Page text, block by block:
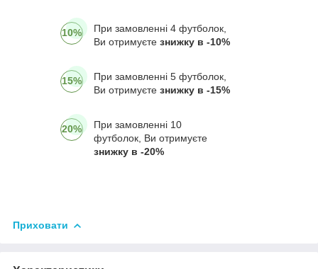
10%
При замовленні 4 футболок,
Ви отримуєте знижку в -10%
15%
При замовленні 5 футболок,
Ви отримуєте знижку в -15%
20%
При замовленні 10
футболок, Ви отримуєте
знижку в -20%
Приховати